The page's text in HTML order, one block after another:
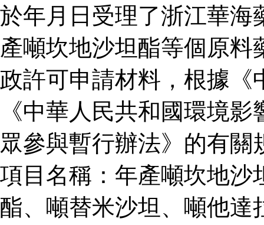
於年月日受理了浙江華海
產噸坎地沙坦酯等個原
政許可申請材料，根據《
《中華人民共和國環境
眾參與暫行辦法》的有
項目名稱：年產噸坎地沙
酯、噸替米沙坦、噸他達